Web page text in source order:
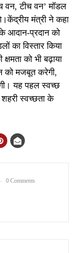
वन, टीच वन’ मॉडल
मंत्री ने कहा
आदान-प्रदान को
का विस्तार किया
को भी बढ़ाया
को मजबूत करेगी,
यह पहल स्वच्छ
स्वच्छता के
0 Comments